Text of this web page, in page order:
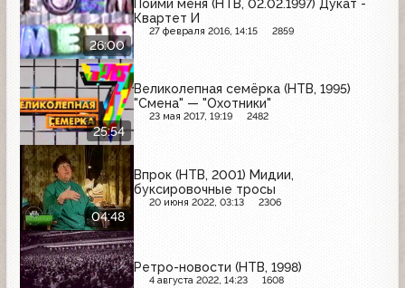
26:00
Пойми меня (НТВ, 02.02.1997) Дукат -
Квартет И
27 февраля 2016, 14:15 2859
25:54
Великолепная семёрка (НТВ, 1995)
"Смена" — "Охотники"
23 мая 2017, 19:19 2482
04:48
Впрок (НТВ, 2001) Мидии,
буксировочные тросы
20 июня 2022, 03:13 2306
Ретро-новости (НТВ, 1998)
4 августа 2022, 14:23 1608